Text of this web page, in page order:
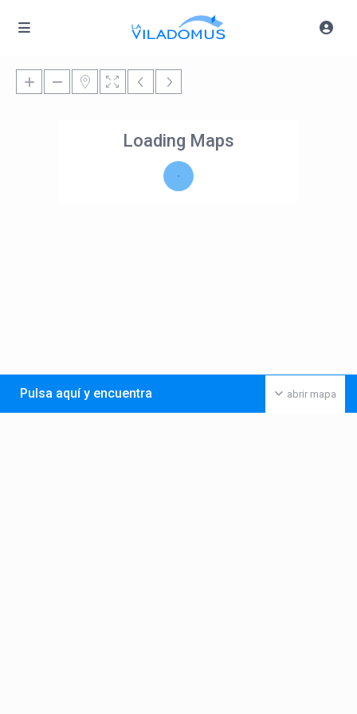
Loading Maps
abrir mapa
Pulsa aquí y encuentra